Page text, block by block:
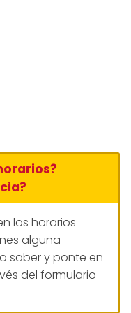
los horarios
alguna
saber y ponte en
del formulario